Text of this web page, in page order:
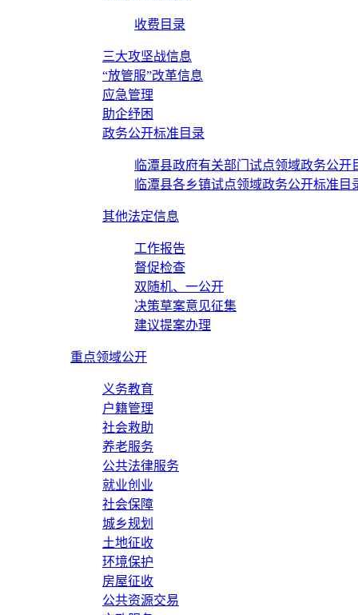
收费目录
三大攻坚战信息
“放管服”改革信息
应急管理
助企纾困
政务公开标准目录
临潭县政府有关部门试点领域政务公开
临潭县各乡镇试点领域政务公开标准目
其他法定信息
工作报告
督促检查
双随机、一公开
决策草案意见征集
建议提案办理
重点领域公开
义务教育
户籍管理
社会救助
养老服务
公共法律服务
就业创业
社会保障
城乡规划
土地征收
环境保护
房屋征收
公共资源交易